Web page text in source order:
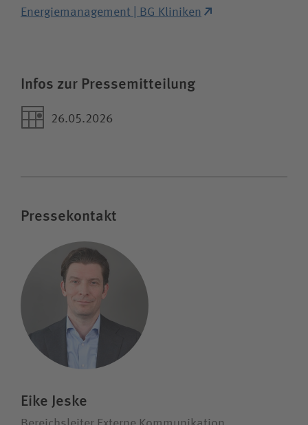
Energiemanagement | BG Kliniken
Infos zur Pressemitteilung
26.05.2026
Pressekontakt
Eike Jeske